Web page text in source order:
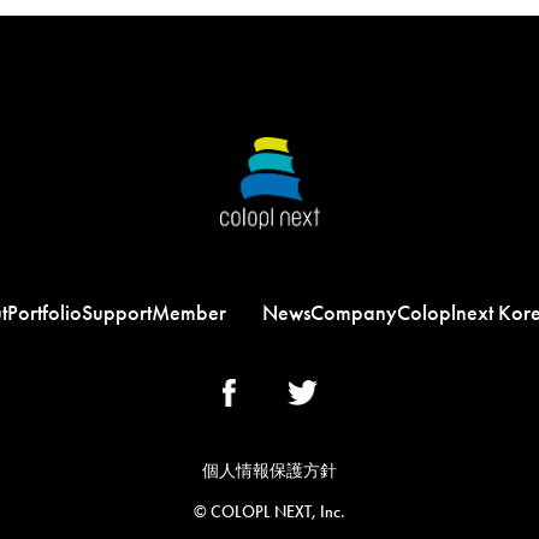
PortfolioSupportMember NewsCompanyColoplnext
個人情報保護方針
©︎ COLOPL NEXT, Inc.